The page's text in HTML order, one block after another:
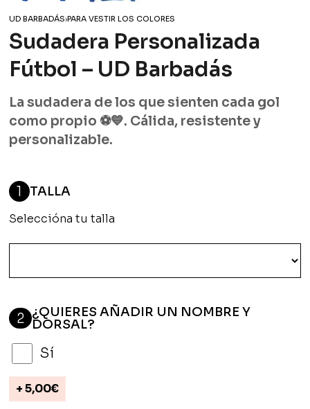
UD BARBADÁS›PARA VESTIR LOS COLORES
Sudadera Personalizada
Fútbol – UD Barbadás
La sudadera de los que sienten cada gol
como propio ⚽💙. Cálida, resistente y
personalizable.
1 TALLA
Seleccióna tu talla
2 ¿QUIERES AÑADIR UN NOMBRE Y
DORSAL?
Sí
+5,00€